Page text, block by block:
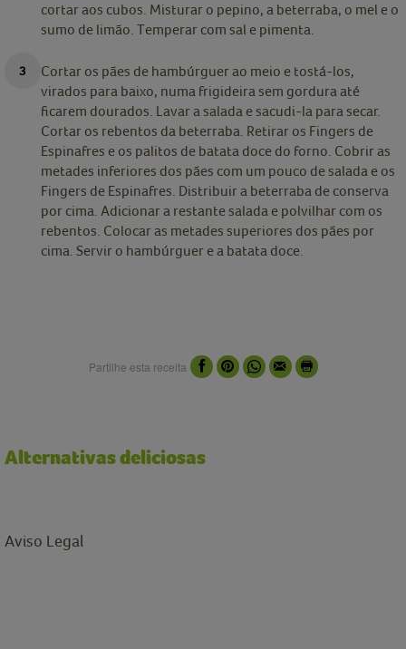
cortar aos cubos. Misturar o pepino, a beterraba, o mel e o
sumo de limão. Temperar com sal e pimenta.
Cortar os pães de hambúrguer ao meio e tostá-los,
virados para baixo, numa frigideira sem gordura até
ficarem dourados. Lavar a salada e sacudi-la para secar.
Cortar os rebentos da beterraba. Retirar os Fingers de
Espinafres e os palitos de batata doce do forno. Cobrir as
metades inferiores dos pães com um pouco de salada e os
Fingers de Espinafres. Distribuir a beterraba de conserva
por cima. Adicionar a restante salada e polvilhar com os
rebentos. Colocar as metades superiores dos pães por
cima. Servir o hambúrguer e a batata doce.
Partilhe esta receita
Alternativas deliciosas
Aviso Legal